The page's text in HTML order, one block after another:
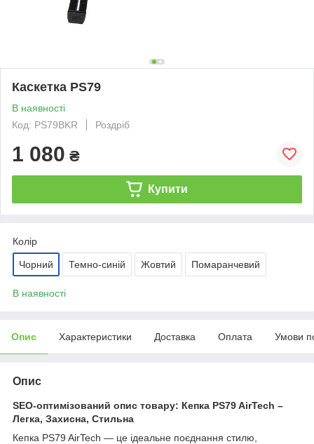
Каскетка PS79
В наявності
Код: PS79BKR
Роздріб
1 080 ₴
Купити
Колір
Чорний Темно-синій Жовтий Помаранчевий
В наявності
Опис Характеристики Доставка Оплата Умови
Опис
SEO-оптимізований опис товару: Кепка PS79 AirTech –
Легка, Захисна, Стильна
Кепка PS79 AirTech — це ідеальне поєднання стилю,